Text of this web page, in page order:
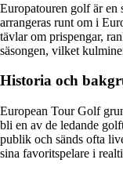
Europatouren golf är en
arrangeras runt om i
tävlar om prispengar,
säsongen, vilket
Historia och
European Tour Golf
bli en av de ledande
publik och sänds ofta
sina favoritspelare i